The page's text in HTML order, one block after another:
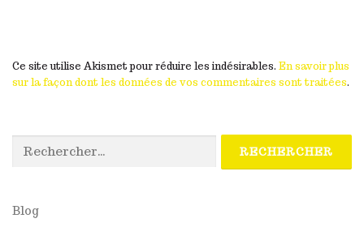
Ce site utilise Akismet pour réduire les indésirables. En savoir plus
sur la façon dont les données de vos commentaires sont traitées.
Blog